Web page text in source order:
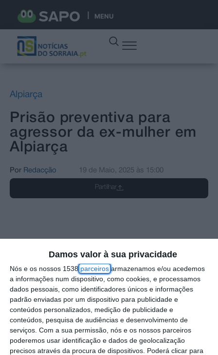
Damos valor à sua privacidade
Nós e os nossos 1538 parceiros armazenamos e/ou acedemos
a informações num dispositivo, como cookies, e processamos
dados pessoais, como identificadores únicos e informações
padrão enviadas por um dispositivo para publicidade e
conteúdos personalizados, medição de publicidade e
conteúdos, pesquisa de audiências e desenvolvimento de
serviços. Com a sua permissão, nós e os nossos parceiros
poderemos usar identificação e dados de geolocalização
precisos através da procura de dispositivos. Poderá clicar para
MENU
Alpiarça
Prisão preventiva para
agressor da ex-mulher em
Alpiarça
Por Redacção 19 de Maio, 2025 às 15:00
Partilhar
O Tribunal Judicial de Santarém colocou em
prisão preventiva um homem de 43 anos de
idade, por violência doméstica perpetuada
sobre a sua ex-companheira, de 41 anos de
idade.
A investigação foi conduzida pelo Núcleo de
Investigação e Apoio a Vítimas Especificas